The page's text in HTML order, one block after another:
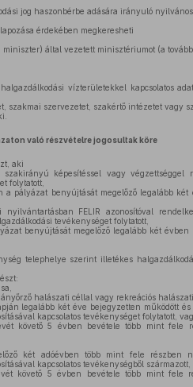
jog haszonbérbe adására irányuló
érdekében megkeresheti
által vezetett minisztériumot (a
vízterületekkel kapcsolatos
szakmai szervezetet, szakértő intézetet vagy
való részvételre jogosultak köre
aki
képesítéssel vagy
folytatott,
pályázat benyújtását megelőző legalább két
FELIR azonosítóval
tevékenységet folytatott,
benyújtását megelőző legalább két évben
telephelye szerint illetékes
halászati céllal vagy rekreációs
legalább két éve bejegyzetten működött
kapcsolatos tevékenységet folytatott,
követő 5 évben bevétele több mint fele
két adóévben több mint fele részben
kapcsolatos tevékenységből származott,
követő 5 évben bevétele több mint fele